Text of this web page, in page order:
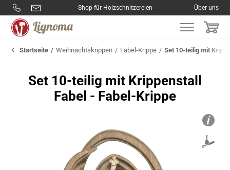
Shop für Holzschnitzereien Über uns
Startseite Weihnachtskrippen Fabel-Krippe Set 10-teilig mit
Set 10-teilig mit Krippenstall
Fabel - Fabel-Krippe